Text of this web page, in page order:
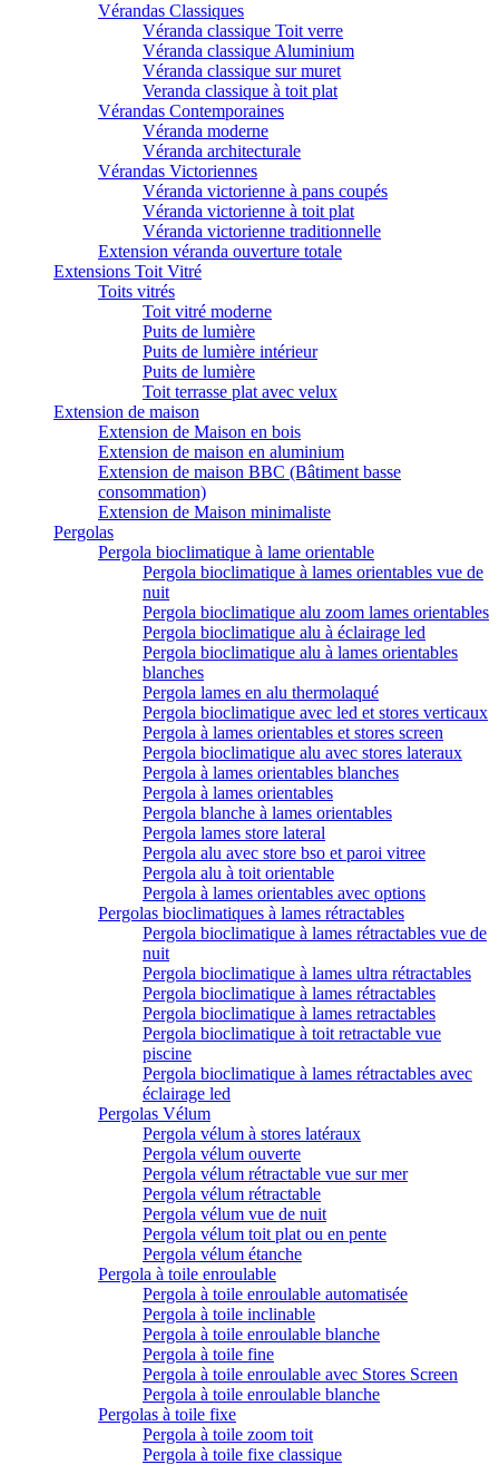
Vérandas Classiques
Véranda classique Toit verre
Véranda classique Aluminium
Véranda classique sur muret
Veranda classique à toit plat
Vérandas Contemporaines
Véranda moderne
Véranda architecturale
Vérandas Victoriennes
Véranda victorienne à pans coupés
Véranda victorienne à toit plat
Véranda victorienne traditionnelle
Extension véranda ouverture totale
Extensions Toit Vitré
Toits vitrés
Toit vitré moderne
Puits de lumière
Puits de lumière intérieur
Puits de lumière
Toit terrasse plat avec velux
Extension de maison
Extension de Maison en bois
Extension de maison en aluminium
Extension de maison BBC (Bâtiment basse
consommation)
Extension de Maison minimaliste
Pergolas
Pergola bioclimatique à lame orientable
Pergola bioclimatique à lames orientables vue de
nuit
Pergola bioclimatique alu zoom lames orientables
Pergola bioclimatique alu à éclairage led
Pergola bioclimatique alu à lames orientables
blanches
Pergola lames en alu thermolaqué
Pergola bioclimatique avec led et stores verticaux
Pergola à lames orientables et stores screen
Pergola bioclimatique alu avec stores lateraux
Pergola à lames orientables blanches
Pergola à lames orientables
Pergola blanche à lames orientables
Pergola lames store lateral
Pergola alu avec store bso et paroi vitree
Pergola alu à toit orientable
Pergola à lames orientables avec options
Pergolas bioclimatiques à lames rétractables
Pergola bioclimatique à lames rétractables vue de
nuit
Pergola bioclimatique à lames ultra rétractables
Pergola bioclimatique à lames rétractables
Pergola bioclimatique à lames retractables
Pergola bioclimatique à toit retractable vue
piscine
Pergola bioclimatique à lames rétractables avec
éclairage led
Pergolas Vélum
Pergola vélum à stores latéraux
Pergola vélum ouverte
Pergola vélum rétractable vue sur mer
Pergola vélum rétractable
Pergola vélum vue de nuit
Pergola vélum toit plat ou en pente
Pergola vélum étanche
Pergola à toile enroulable
Pergola à toile enroulable automatisée
Pergola à toile inclinable
Pergola à toile enroulable blanche
Pergola à toile fine
Pergola à toile enroulable avec Stores Screen
Pergola à toile enroulable blanche
Pergolas à toile fixe
Pergola à toile zoom toit
Pergola à toile fixe classique